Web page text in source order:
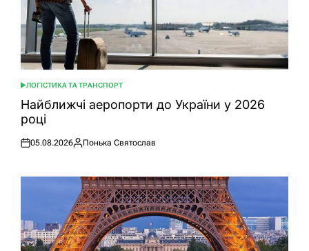
ОПУБЛІКУВАТИ
У
ЛОГІСТИКА ТА ТРАНСПОРТ
Найближчі аеропорти до України у 2026
році
Оприлюднено
05.08.2026
Опубліковано
Понька Святослав